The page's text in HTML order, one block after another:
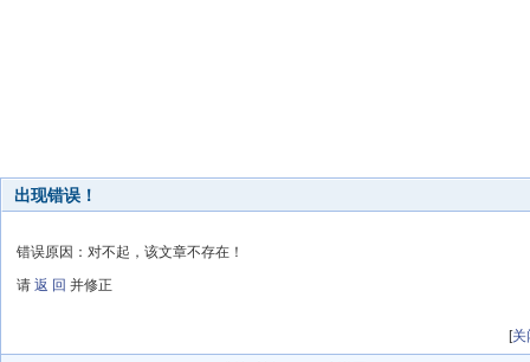
出现错误！
错误原因：对不起，该文章不存在！
请 返 回 并修正
[关